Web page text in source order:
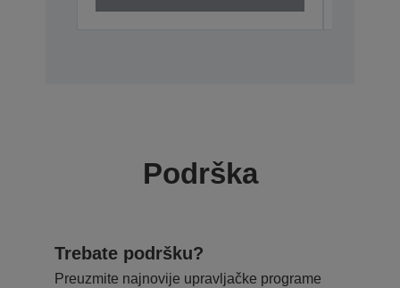
Podrška
Trebate podršku?
Preuzmite najnovije upravljačke programe